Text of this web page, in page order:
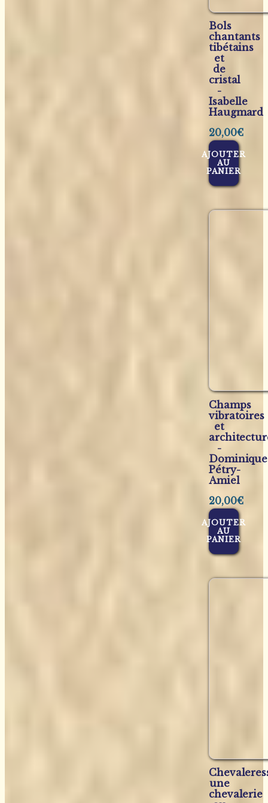
Bols
chantants
tibétains
et
de
cristal
-
Isabelle
Haugmard
20,00€
AJOUTER
AU
PANIER
Champs
vibratoires
et
-
Dominique
Pétry-
Amiel
20,00€
AJOUTER
AU
PANIER
une
chevalerie